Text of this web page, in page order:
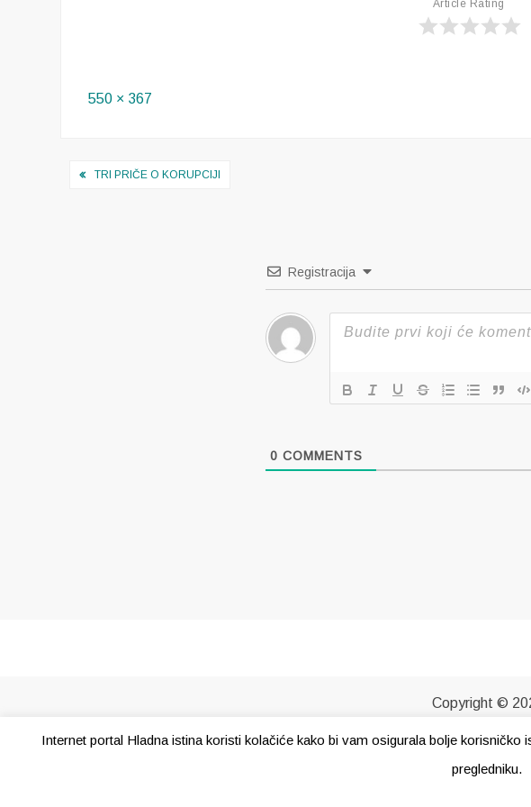
Article Rating
Full
550 × 367
Navigacija
TRI PRIČE O KORUPCIJI
Registracija
0 COMMENTS
Internet portal Hladna istina koristi kolačiće kako bi vam osigurala bolje
pregledniku.
Copyright ©